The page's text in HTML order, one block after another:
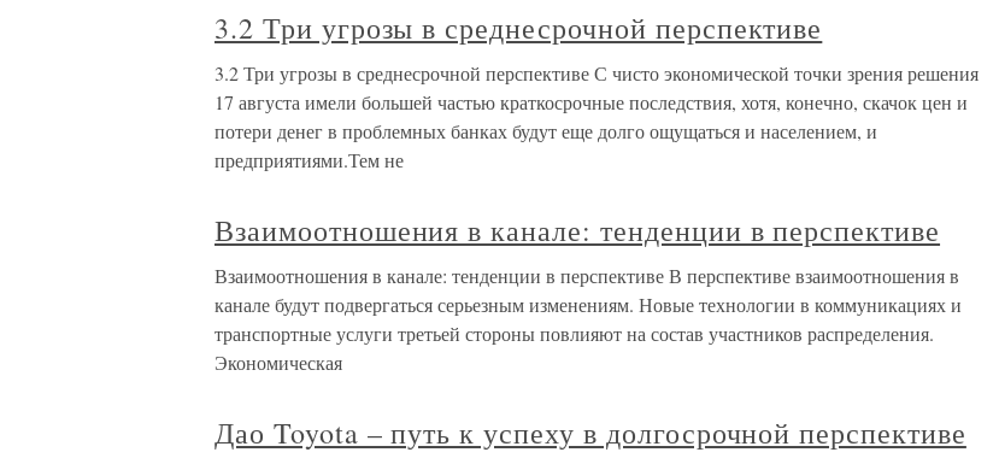
3.2 Три угрозы в среднесрочной перспективе
3.2 Три угрозы в среднесрочной перспективе С чисто экономической точки зрения решения
17 августа имели большей частью краткосрочные последствия, хотя, конечно, скачок цен и
потери денег в проблемных банках будут еще долго ощущаться и населением, и
предприятиями.Тем не
Взаимоотношения в канале: тенденции в перспективе
Взаимоотношения в канале: тенденции в перспективе В перспективе взаимоотношения в
канале будут подвергаться серьезным изменениям. Новые технологии в коммуникациях и
транспортные услуги третьей стороны повлияют на состав участников распределения.
Экономическая
Дао Toyota – путь к успеху в долгосрочной перспективе